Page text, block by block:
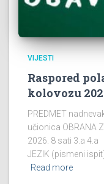
VIJESTI
Raspored
kolovozu
PREDMET
učionica OBRANA
2026. 8 sati 3.a 4.a
JEZIK (pismeni
Read more